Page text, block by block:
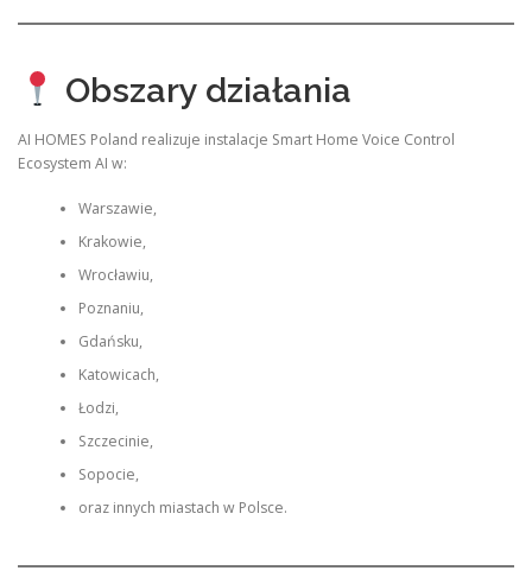
Obszary działania
AI HOMES Poland realizuje instalacje Smart Home Voice Control
Ecosystem AI w:
Warszawie,
Krakowie,
Wrocławiu,
Poznaniu,
Gdańsku,
Katowicach,
Łodzi,
Szczecinie,
Sopocie,
oraz innych miastach w Polsce.